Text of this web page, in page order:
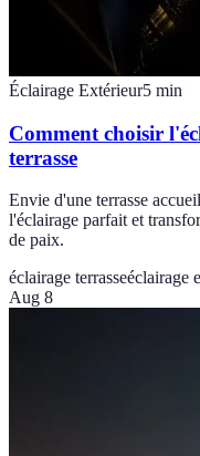
Éclairage Extérieur5 min
Comment choisir
terrasse
Envie d'une terrasse
l'éclairage parfait et
de paix.
éclairage terrasseéclairage
Aug 8